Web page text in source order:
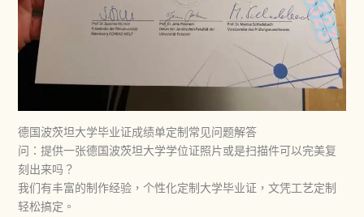
德国波茨坦大学毕业证成绩单定制常见问题解答
问：提供一张德国波茨坦大学学位证照片或是扫描件可以完美复
刻出来吗？
我们有丰富的制作经验，个性化定制大学毕业证，文凭工艺定制
轻松搞定。